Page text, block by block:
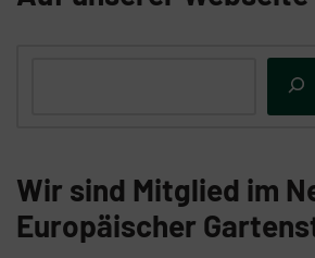
Wir sind Mitglied im
Europäischer